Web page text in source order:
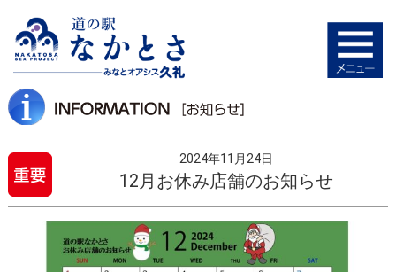
2024年11月24日
12月お休み店舗のお知らせ